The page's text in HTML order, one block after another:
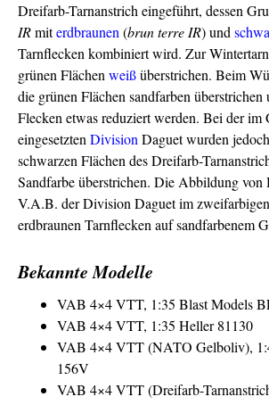
Dreifarb-Tarnanstrich eingeführt, dessen
IRmiterdbraunen(brun terre IR) und
Tarnflecken kombiniert wird. Zur
grünen Flächenweißüberstrichen. Beim
die grünen Flächen sandfarben
Flecken etwas reduziert werden. Bei der im
eingesetztenDivisionDaguet wurden
schwarzen Flächen des Dreifarb-
Sandfarbe überstrichen. Die Abbildung von
V.A.B. der Division Daguet im
erdbraunen Tarnflecken auf sandfarbenem
Bekannte Modelle
VAB 4×4 VTT, 1:35 Blast Models
VAB 4×4 VTT, 1:35 Heller 81130
VAB 4×4 VTT (NATO Gelboliv),
156V
VAB 4×4 VTT (Dreifarb-